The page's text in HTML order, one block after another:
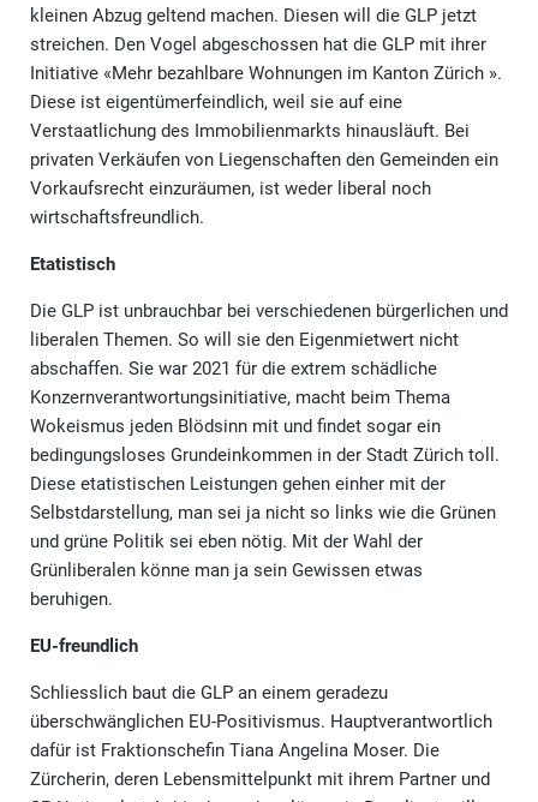
kleinen Abzug geltend machen. Diesen will die GLP jetzt
streichen. Den Vogel abgeschossen hat die GLP mit ihrer
Initiative «Mehr bezahlbare Wohnungen im Kanton Zürich ».
Diese ist eigentümerfeindlich, weil sie auf eine
Verstaatlichung des Immobilienmarkts hinausläuft. Bei
privaten Verkäufen von Liegenschaften den Gemeinden ein
Vorkaufsrecht einzuräumen, ist weder liberal noch
wirtschaftsfreundlich.
Etatistisch
Die GLP ist unbrauchbar bei verschiedenen bürgerlichen und
liberalen Themen. So will sie den Eigenmietwert nicht
abschaffen. Sie war 2021 für die extrem schädliche
Konzernverantwortungsinitiative, macht beim Thema
Wokeismus jeden Blödsinn mit und findet sogar ein
bedingungsloses Grundeinkommen in der Stadt Zürich toll.
Diese etatistischen Leistungen gehen einher mit der
Selbstdarstellung, man sei ja nicht so links wie die Grünen
und grüne Politik sei eben nötig. Mit der Wahl der
Grünliberalen könne man ja sein Gewissen etwas
beruhigen.
EU-freundlich
Schliesslich baut die GLP an einem geradezu
überschwänglichen EU-Positivismus. Hauptverantwortlich
dafür ist Fraktionschefin Tiana Angelina Moser. Die
Zürcherin, deren Lebensmittelpunkt mit ihrem Partner und